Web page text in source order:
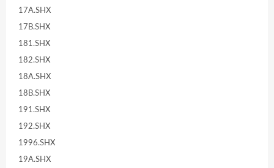
17A.SHX
17B.SHX
181.SHX
182.SHX
18A.SHX
18B.SHX
191.SHX
192.SHX
1996.SHX
19A.SHX